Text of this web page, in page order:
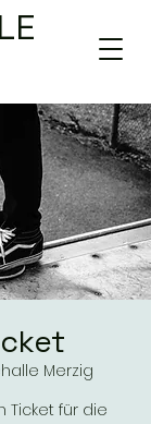
Merzig
Ticket für die